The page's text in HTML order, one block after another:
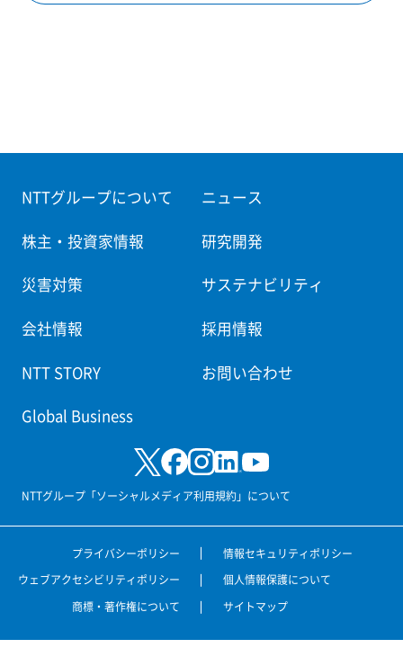
NTTグループについて ニュース
株主・投資家情報 研究開発
災害対策 サステナビリティ
会社情報 採用情報
NTT STORY お問い合わせ
Global Business
NTTグループ「ソーシャルメディア利用規約」について
プライバシーポリシー
情報セキュリティポリシー
ウェブアクセシビリティポリシー
個人情報保護について
商標・著作権について
サイトマップ